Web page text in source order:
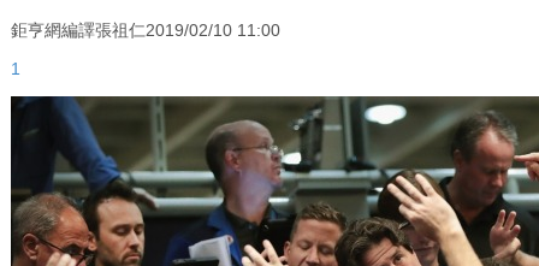
鉅亨網編譯張祖仁2019/02/10 11:00
1